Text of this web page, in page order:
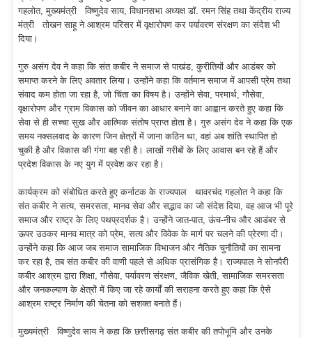
गहलोत, मुख्यमंत्री विष्णुदेव साय, विधानसभा अध्यक्ष डॉ. रमन सिंह तथा केंद्रीय राज्य
मंत्री तोखन साहू ने आश्रम परिसर में वृक्षारोपण कर पर्यावरण संरक्षण का संदेश भी
दिया।
गुरु असंग देव ने कहा कि संत कबीर ने समाज से पाखंड, कुरीतियों और आडंबर को
समाप्त करने के लिए अवतार लिया। उन्होंने कहा कि वर्तमान समाज में आपसी प्रेम तथा
संवाद कम होता जा रहा है, जो चिंता का विषय है। उन्होंने सेवा, परमार्थ, गौसेवा,
वृक्षारोपण और ग्राम विकास को जीवन का आधार बनाने का आह्वान करते हुए कहा कि
सेवा से ही सच्चा सुख और आत्मिक संतोष प्राप्त होता है। गुरु असंग देव ने कहा कि एक
समय नक्सलवाद के कारण जिन क्षेत्रों में जाना कठिन था, वहां अब शांति स्थापित हो
चुकी है और विकास की गंगा बह रही है। लाखों गरीबों के लिए आवास बन रहे हैं और
प्रदेश विकास के नए युग में प्रवेश कर रहा है।
कार्यक्रम को संबोधित करते हुए कर्नाटक के राज्यपाल थावरचंद गहलोत ने कहा कि
संत कबीर ने सत्य, समरसता, मानव सेवा और सद्भाव का जो संदेश दिया, वह आज भी पूरे
समाज और राष्ट्र के लिए पथप्रदर्शक है। उन्होंने जात-पात, ऊंच-नीच और आडंबर से
ऊपर उठकर मानव मात्र को प्रेम, सत्य और विवेक के मार्ग पर चलने की प्रेरणा दी।
उन्होंने कहा कि आज जब समाज सामाजिक विभाजन और नैतिक चुनौतियों का सामना
कर रहा है, तब संत कबीर की वाणी पहले से अधिक प्रासंगिक है। राज्यपाल ने सोनपैरी
कबीर आश्रम द्वारा शिक्षा, गौसेवा, पर्यावरण संरक्षण, जैविक खेती, सामाजिक समरसता
और जनकल्याण के क्षेत्रों में किए जा रहे कार्यों की सराहना करते हुए कहा कि ऐसे
आश्रम राष्ट्र निर्माण की चेतना को सशक्त बनाते हैं।
मुख्यमंत्री विष्णुदेव साय ने कहा कि छत्तीसगढ़ संत कबीर की तपोभूमि और उनके